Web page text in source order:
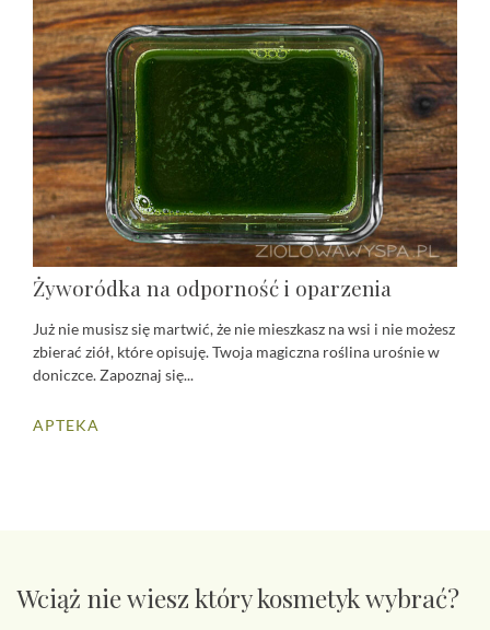
Żyworódka na odporność i oparzenia
Już nie musisz się martwić, że nie mieszkasz na wsi i nie możesz
zbierać ziół, które opisuję. Twoja magiczna roślina urośnie w
doniczce. Zapoznaj się...
APTEKA
Wciąż nie wiesz który kosmetyk wybrać?